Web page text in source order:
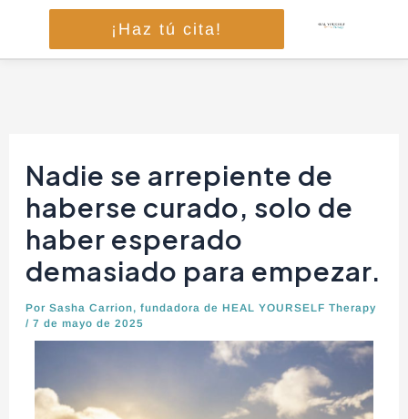
¡Haz tú cita!
Nadie se arrepiente de
haberse curado, solo de
haber esperado
demasiado para empezar.
PorSasha Carrion, fundadora de HEAL YOURSELF Therapy
/7 de mayo de 2025
entradas